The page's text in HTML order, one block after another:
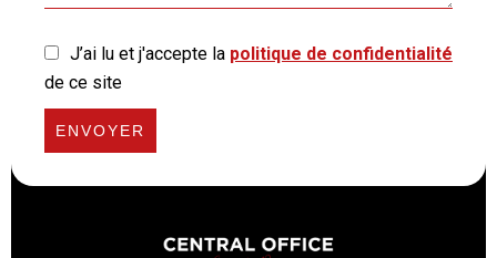
J’ai lu et j'accepte la politique de confidentialité
de ce site
ENVOYER